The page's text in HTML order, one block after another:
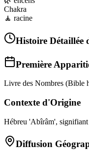
Chakra
🧘 racine
Histoire Détaillée
Première
Livre des Nombres (Bible
Contexte d'Origine
Hébreu 'Abîrâm', signifiant
Diffusion